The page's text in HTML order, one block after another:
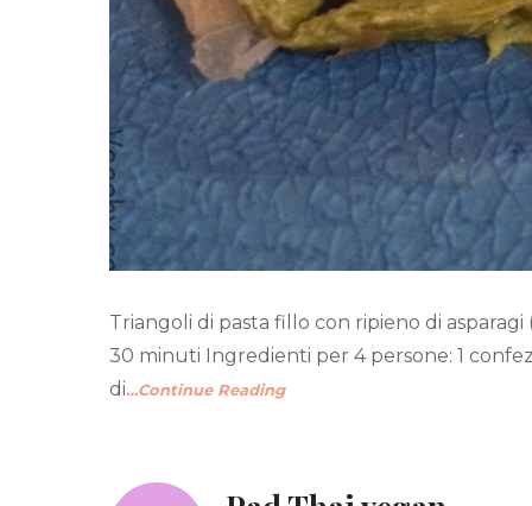
Triangoli di pasta fillo con ripieno di
30 minuti Ingredienti per 4 persone: 1
di…Continue Reading